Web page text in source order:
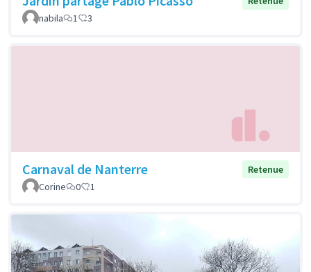
nabila
1 3
Carnaval de Nanterre
Retenue
Corine
0 1